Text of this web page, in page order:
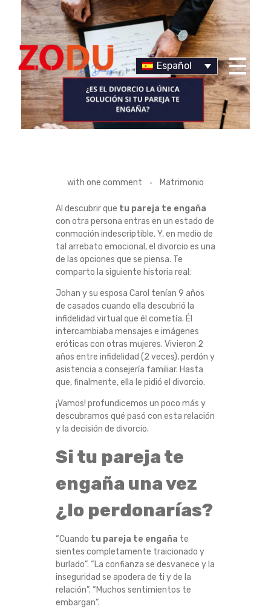
Dr Duany
Español
with one comment Matrimonio
Al descubrir que tu pareja te engaña
con otra persona entras en un estado de
conmoción indescriptible. Y, en medio de
tal arrebato emocional, el divorcio es una
de las opciones que se piensa. Te
comparto la siguiente historia real:
Johan y su esposa Carol tenían 9 años
de casados cuando ella descubrió la
infidelidad virtual que él cometía. Él
intercambiaba mensajes e imágenes
eróticas con otras mujeres. Vivieron 2
años entre infidelidad (2 veces), perdón y
asistencia a consejería familiar. Hasta
que, finalmente, ella le pidió el divorcio.
¡Vamos! profundicemos un poco más y
descubramos qué pasó con esta relación
y la decisión de divorcio.
Si tu pareja te
engaña una vez
¿lo perdonarías?
“Cuando tu pareja te engaña te
sientes completamente traicionado y
burlado”. “La confianza se desvanece y la
inseguridad se apodera de ti y de la
relación”. “Muchos sentimientos te
embargan”.